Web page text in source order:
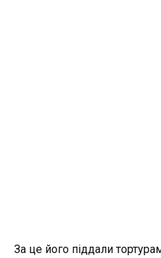
За це його піддали